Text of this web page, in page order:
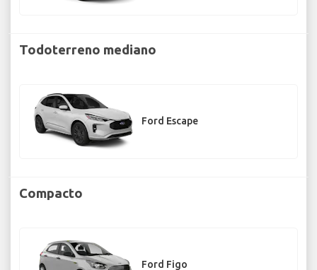
Todoterreno mediano
Ford Escape
Compacto
Ford Figo